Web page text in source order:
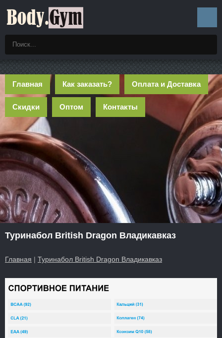
Главная Как заказать? Оплата и Доставка
Скидки Оптом Контакты
Туринабол British Dragon Владикавказ
Главная | Туринабол British Dragon Владикавказ